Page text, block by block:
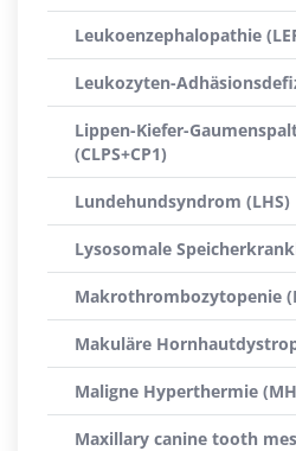
Leukoenzephalopathie
Leukozyten-
Lippen-Kiefer-
(CLPS+CP1)
Lundehundsyndrom (LHS)
Lysosomale
Makrothrombozytopenie
Makuläre
Maligne Hyperthermie
Maxillary canine tooth